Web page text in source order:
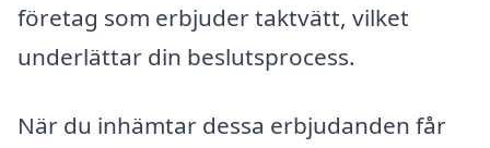
företag som erbjuder taktvätt, vilket
underlättar din beslutsprocess.
När du inhämtar dessa erbjudanden får